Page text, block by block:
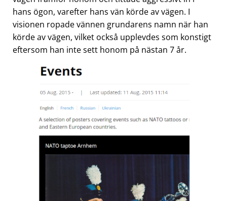
hans ögon, varefter hans vän körde av vägen. I
visionen ropade vännen grundarens namn när han
körde av vägen, vilket också upplevdes som konstigt
eftersom han inte sett honom på nästan 7 år.